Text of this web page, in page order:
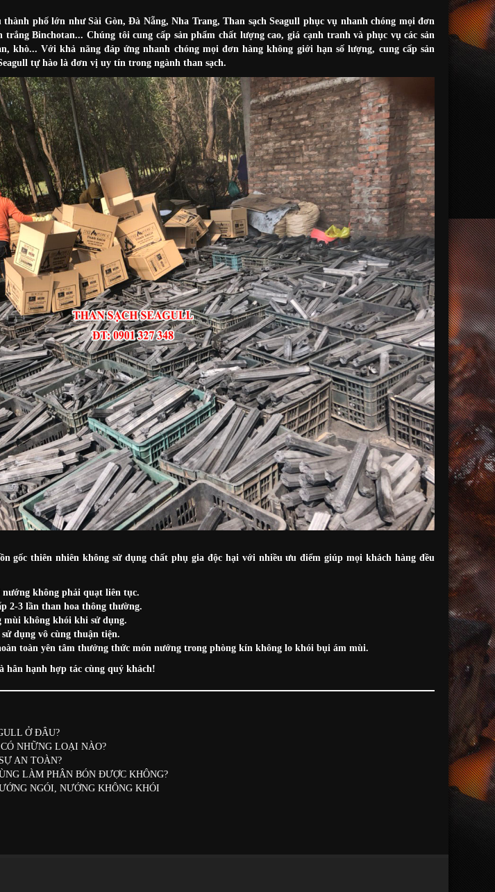
phố lớn như Sài Gòn, Đà Nẵng, Nha Trang, Than sạch Seagull phục vụ nhanh chóng mọi đơn
trắng Binchotan... Chúng tôi cung cấp sản phẩm chất lượng cao, giá cạnh tranh và phục vụ các sản
khò... Với khả năng đáp ứng nhanh chóng mọi đơn hàng không giới hạn số lượng, cung cấp sản
tự hào là đơn vị uy tín trong ngành than sạch.
gốc thiên nhiên không sử dụng chất phụ gia độc hại với nhiều ưu điểm giúp mọi khách hàng đều
không phải quạt liên tục.
2-3 lần than hoa thông thường.
không khói khi sử dụng.
dụng vô cùng thuận tiện.
toàn yên tâm thưởng thức món nướng trong phòng kín không lo khói bụi ám mùi.
hân hạnh hợp tác cùng quý khách!
Ở ĐÂU?
NHỮNG LOẠI NÀO?
AN TOÀN?
LÀM PHÂN BÓN ĐƯỢC KHÔNG?
NGÓI, NƯỚNG KHÔNG KHÓI